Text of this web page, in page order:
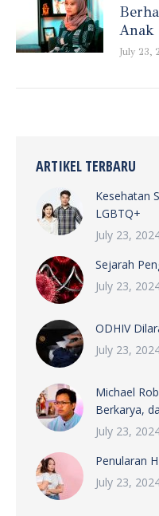
Anak
July 23,
ARTIKEL TERBARU
Kesehatan
LGBTQ+
July 23,
Sejarah
July 23,
ODHIV
July 23,
Michael
Berkarya,
July 23,
Penularan
July 23,